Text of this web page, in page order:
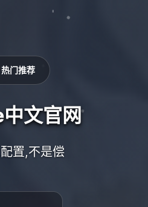
门推荐
文官网
置,不是偿